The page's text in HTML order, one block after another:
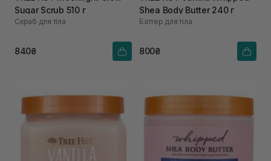
Sugar Scrub 510 г
Скраб для тіла
840₴
Shea Body Butter 240 г
Баттер для тіла
800₴